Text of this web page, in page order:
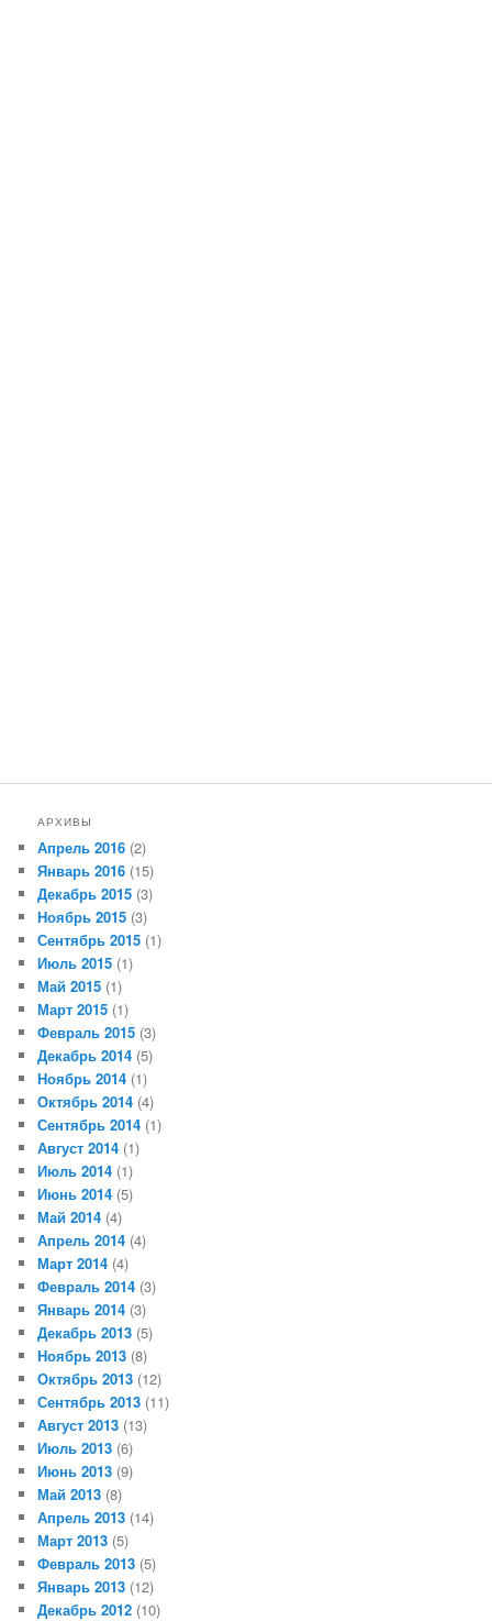
АРХИВЫ
Апрель 2016 (2)
Январь 2016 (15)
Декабрь 2015 (3)
Ноябрь 2015 (3)
Сентябрь 2015 (1)
Июль 2015 (1)
Май 2015 (1)
Март 2015 (1)
Февраль 2015 (3)
Декабрь 2014 (5)
Ноябрь 2014 (1)
Октябрь 2014 (4)
Сентябрь 2014 (1)
Август 2014 (1)
Июль 2014 (1)
Июнь 2014 (5)
Май 2014 (4)
Апрель 2014 (4)
Март 2014 (4)
Февраль 2014 (3)
Январь 2014 (3)
Декабрь 2013 (5)
Ноябрь 2013 (8)
Октябрь 2013 (12)
Сентябрь 2013 (11)
Август 2013 (13)
Июль 2013 (6)
Июнь 2013 (9)
Май 2013 (8)
Апрель 2013 (14)
Март 2013 (5)
Февраль 2013 (5)
Январь 2013 (12)
Декабрь 2012 (10)